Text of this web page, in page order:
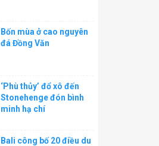
Bốn mùa ở cao nguyên
đá Đồng Văn
‘Phù thủy’ đổ xô đến
Stonehenge đón bình
minh hạ chí
Bali công bố 20 điều du